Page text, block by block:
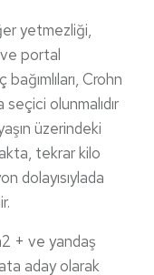
yetmezliği,
portal
Crohn
olunmalıdır
üzerindeki
tekrar kilo
dolayısıylada
+ ve yandaş
aday olarak